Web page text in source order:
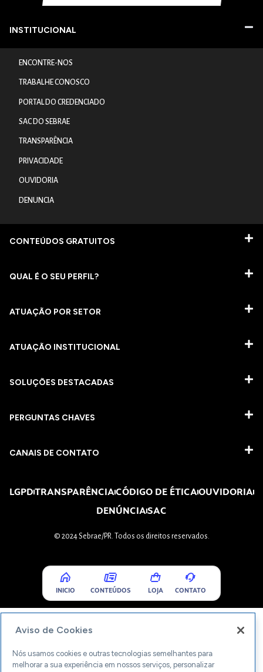
INSTITUCIONAL
ENCONTRE-NOS
TRABALHE CONOSCO
PORTAL DO CREDENCIADO
SAC DO SEBRAE
TRANSPARÊNCIA
PRIVACIDADE
OUVIDORIA
DENUNCIA
CONTEÚDOS GRATUITOS
QUAL É O SEU PERFIL?
ATUAÇÃO POR SETOR
ATUAÇÃO INSTITUCIONAL
SOLUÇÕES DESTACADAS
PERGUNTAS CHAVES​
CANAIS DE CONTATO
LGPDTRANSPARÊNCIACÓDIGO DE ÉTICAOUVIDORIA
DENÚNCIASAC
© 2024 Sebrae/PR. Todos os direitos reservados.
INICIO CONTEÚDOS LOJA CONTATO
Aviso de Cookies
Nós usamos cookies e outras tecnologias semelhantes para
melhorar a sua experiência em nossos serviços, personalizar